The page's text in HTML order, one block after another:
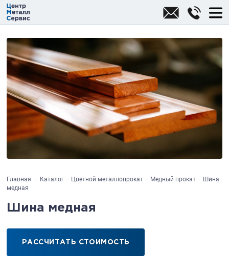
Главная Каталог Цветной металлопрокат Медный прокат
Шина
медная
Шина медная
РАССЧИТАТЬ СТОИМОСТЬ